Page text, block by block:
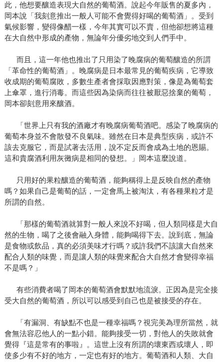
此，他想要釀造表現大自然的葡萄酒。說起今年販售的夏多內，
岡本說「我刻意推出一般人可能不會覺得好喝的葡萄酒」。受到
氣候影響，變得像醋一樣，今年其實可以不賣，但他卻想將這種
在大自然中形成的產物，無論年分優劣地交到人們手中。
而且，這一年他也推出了只用染了晚腐病的葡萄釀造的所謂
「革命性的葡萄酒」。晚腐病是日本最常見的葡萄疾病，它導致
收成期的葡萄腐敗，多數生產者會採取因應對策，像是為葡萄套
上傘罩，進行消毒。而這些因為染病而往往被厭惡捨棄的葡萄，
岡本卻刻意用來釀酒。
「世界上只有我的酒廠才有晚腐病葡萄酒吧。感染了晚腐病的
葡萄本身並不會散發不良氣味。雖然在日本是典型疾病，或許不
該去克服它，而是試著去活用，說不定反而會成為土地的恩賜。
這和貴腐酒利用灰黴病是相同的發想。」岡本這麼說道。
只用好的果粒釀造的葡萄酒，能夠稱得上是反映自然的產物
嗎？如果自己是葡萄的話，一定會馬上被淘汰，有各種果粒才是
所謂的自然。
「那樣的葡萄酒就算對一般人來說不好喝，但人類同樣是大自
然的生物，喝了之後會融入身體，能夠喝得下去。說到底，無論
是食物或飲品，真的必須美味才行嗎？或許我們不該讓大自然來
配合人類的味覺，而是讓人類的味覺來配合大自然才會變得幸福
不是嗎？」
有些消費者喝了岡本的葡萄酒會默默地流淚。正因為是完全接
受大自然的葡萄酒，所以可以感受到自己也是被接受的存在。
「有漏洞、有缺點不也是一種幸福嗎？視完美為理所當然，就
會無法容忍他人的一點小錯。能夠接受一切，對他人的失敗就會
覺得『這是常有的事啦』。這世上沒有所謂的壞東西或壞人，即
使多少有不好的地方，一定也有好的地方。葡萄酒和人類、大自